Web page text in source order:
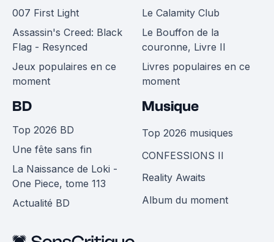
007 First Light
Assassin's Creed: Black
Flag - Resynced
Jeux populaires en ce
moment
Le Calamity Club
Le Bouffon de la
couronne, Livre II
Livres populaires en ce
moment
BD
Top 2026 BD
Une fête sans fin
La Naissance de Loki -
One Piece, tome 113
Actualité BD
Musique
Top 2026 musiques
CONFESSIONS II
Reality Awaits
Album du moment